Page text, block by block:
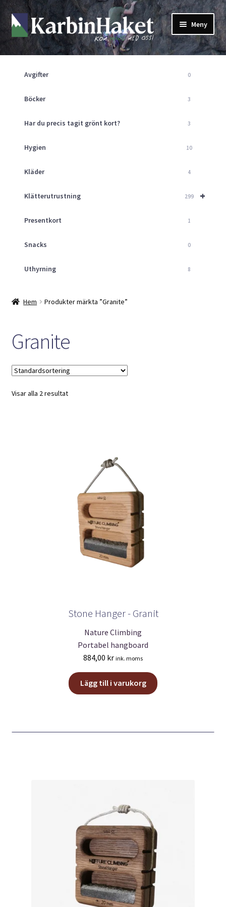
Hoppa
till
navigering
Hoppa
till
innehåll
Meny
Shop
Returpolicy
Mitt Konto
Kurser
Klätterväggen
Aktuellt
Avgifter 0
Böcker 3
Har du precis tagit grönt kort? 3
Hygien 10
Kläder 4
+
Klätterutrustning 299
Presentkort 1
Snacks 0
Uthyrning 8
Hem Produkter märkta ”Granite”
Granite
Visar alla 2 resultat
Stone Hanger - Granit
Nature Climbing
Portabel hangboard
884,00 kr ink. moms
Lägg till i varukorg